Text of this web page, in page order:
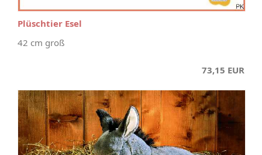
Plüschtier Esel
42 cm groß
73,15 EUR